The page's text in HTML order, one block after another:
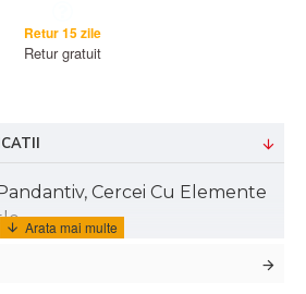
Retur 15 zile
Retur gratuit
Cercei Cu Elemente